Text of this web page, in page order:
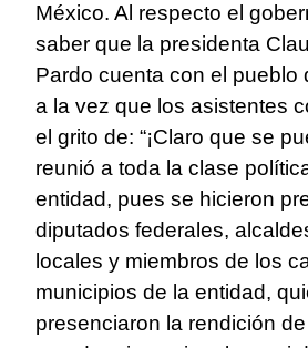
México. Al respecto el
saber que la presidenta
Pardo cuenta con el pueblo
a la vez que los asistentes
el grito de: “¡Claro que se
reunió a toda la clase
entidad, pues se hicieron
diputados federales,
locales y miembros de los
municipios de la entidad,
presenciaron la rendición